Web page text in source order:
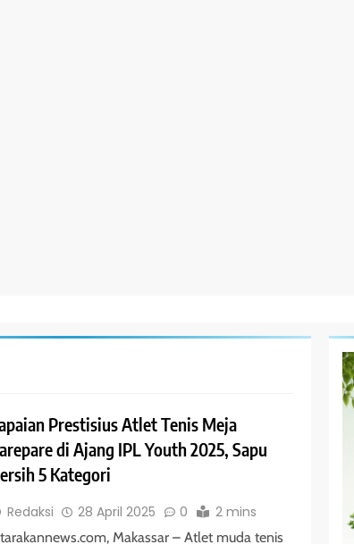
Prestisius Atlet Tenis Meja
di Ajang IPL Youth 2025, Sapu
5 Kategori
Redaksi 28 April 2025 0 2 mins
Makassar – Atlet muda tenis